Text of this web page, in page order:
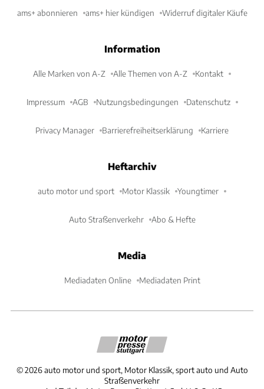
ams+ abonnieren ams+ hier kündigen Widerruf digitaler Käufe
Information
Alle Marken von A-Z Alle Themen von A-Z Kontakt
Impressum AGB Nutzungsbedingungen Datenschutz
Privacy Manager Barrierefreiheitserklärung Karriere
Heftarchiv
auto motor und sport Motor Klassik Youngtimer
Auto Straßenverkehr Abo & Hefte
Media
Mediadaten Online Mediadaten Print
©2026 auto motor und sport, Motor Klassik, sport auto und Auto
Straßenverkehr